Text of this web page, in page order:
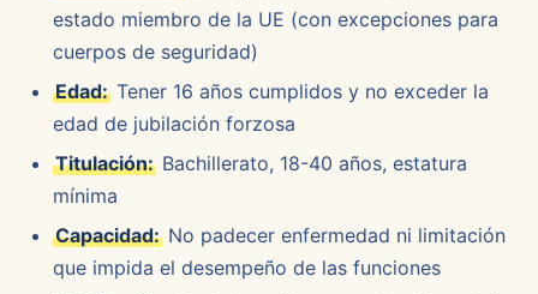
estado miembro de la UE (con excepciones para
cuerpos de seguridad)
Edad: Tener 16 años cumplidos y no exceder la
edad de jubilación forzosa
Titulación: Bachillerato, 18-40 años, estatura
mínima
Capacidad: No padecer enfermedad ni limitación
que impida el desempeño de las funciones